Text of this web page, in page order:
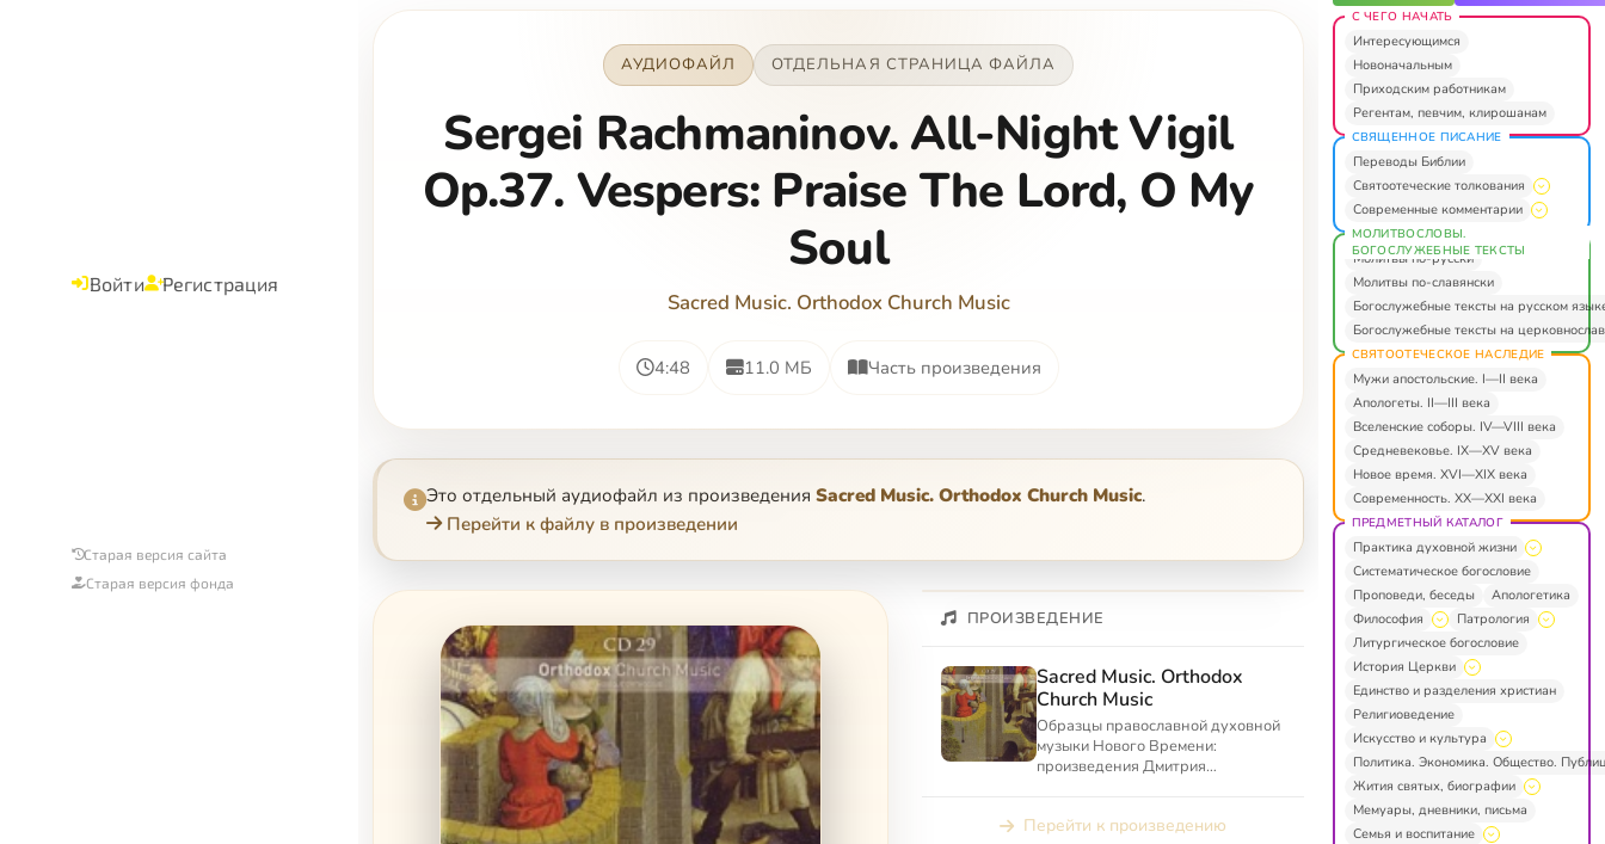
Войти Регистрация
Старая версия сайта
Старая версия фонда
АУДИОФАЙЛ ОТДЕЛЬНАЯ СТРАНИЦА ФАЙЛА
Sergei Rachmaninov. All-Night Vigil
Op.37. Vespers: Praise The Lord, O My
Soul
Sacred Music. Orthodox Church Music
4:48 11.0 МБ Часть произведения
Это отдельный аудиофайл из произведения Sacred Music. Orthodox Church Music.
Перейти к файлу в произведении
ПРОИЗВЕДЕНИЕ
Sacred Music. Orthodox
Church Music
Образцы православной духовной
музыки Нового Времени:
произведения Дмитрия
Дилецкого, Артемия Веде...
Перейти к произведению
С ЧЕГО НАЧАТЬ
Интересующимся
Новоначальным
Приходским работникам
Регентам, певчим, клирошанам
СВЯЩЕННОЕ ПИСАНИЕ
Переводы Библии
Святоотеческие толкования
Современные комментарии
МОЛИТВОСЛОВЫ.
БОГОСЛУЖЕБНЫЕ ТЕКСТЫ
Молитвы по-русски
Молитвы по-славянски
Богослужебные тексты на русском
Богослужебные тексты на
СВЯТООТЕЧЕСКОЕ НАСЛЕДИЕ
Мужи апостольские. I—II века
Апологеты. II—III века
Вселенские соборы. IV—VIII века
Средневековье. IX—XV века
Новое время. XVI—XIX века
Современность. XX—XXI века
ПРЕДМЕТНЫЙ КАТАЛОГ
Практика духовной жизни
Систематическое богословие
Проповеди, беседы
Апологетика
Философия
Патрология
Литургическое богословие
История Церкви
Единство и разделения христиан
Религиоведение
Искусство и культура
Политика. Экономика. Общество.
Жития святых, биографии
Мемуары, дневники, письма
Семья и воспитание